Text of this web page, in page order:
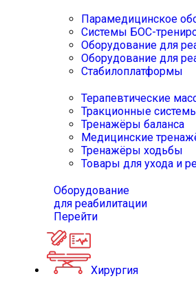
Парамедицинское
Системы БОС-
Оборудование для
Оборудование для
Стабилоплатформы
Терапевтические
Тракционные
Тренажёры баланса
Медицинские
Тренажёры ходьбы
Товары для ухода и
Оборудование
для реабилитации
Перейти
Хирургия